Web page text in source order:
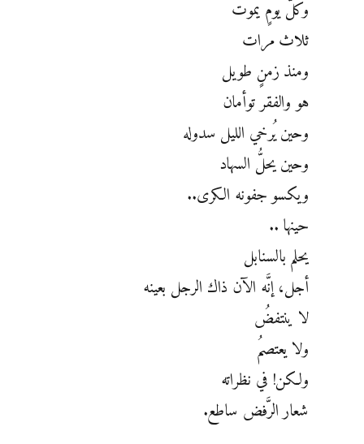
وكلّ يومٍ يموت
ثلاث مرات
ومنذ زمنٍ طويل
هو والفقر توأمان
وحين يُرخي الليل سدوله
وحين يحلُّ السهاد
ويكسو جفونه الكرى..
حينها ..
يحلم بالسنابل
أجل، إنَّه الآن ذاك الرجل بعينه
لا ينتفضُ
ولا يعتصمُ
ولكن! في نظراته
شعار الرَّفض ساطع.